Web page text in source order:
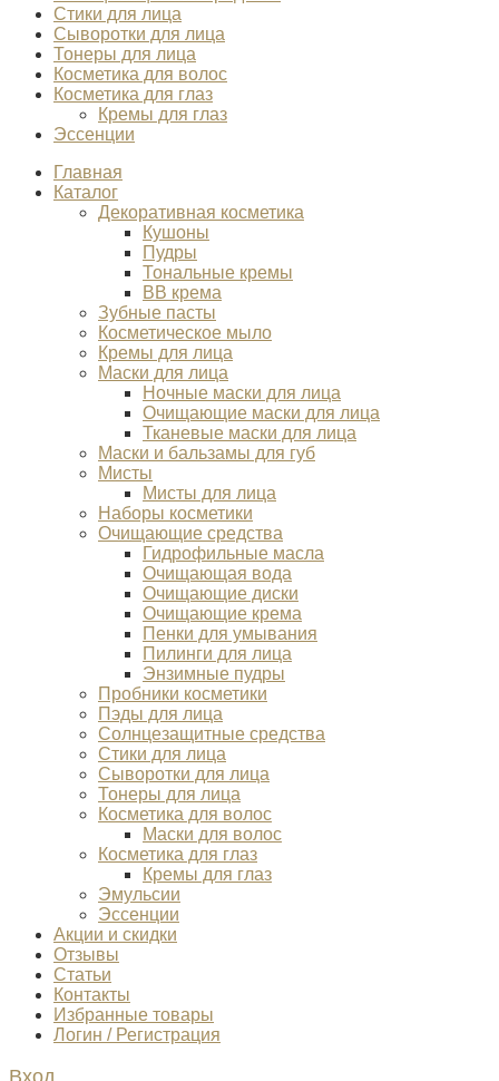
Стики для лица
Сыворотки для лица
Тонеры для лица
Косметика для волос
Косметика для глаз
Кремы для глаз
Эссенции
Главная
Каталог
Декоративная косметика
Кушоны
Пудры
Тональные кремы
BB крема
Зубные пасты
Косметическое мыло
Кремы для лица
Маски для лица
Ночные маски для лица
Очищающие маски для лица
Тканевые маски для лица
Маски и бальзамы для губ
Мисты
Мисты для лица
Наборы косметики
Очищающие средства
Гидрофильные масла
Очищающая вода
Очищающие диски
Очищающие крема
Пенки для умывания
Пилинги для лица
Энзимные пудры
Пробники косметики
Пэды для лица
Солнцезащитные средства
Стики для лица
Сыворотки для лица
Тонеры для лица
Косметика для волос
Маски для волос
Косметика для глаз
Кремы для глаз
Эмульсии
Эссенции
Акции и скидки
Отзывы
Статьи
Контакты
Избранные товары
Логин / Регистрация
Вход